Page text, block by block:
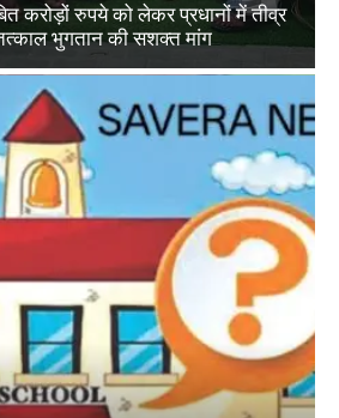
करोड़ों रुपये को लेकर प्रधानों में तीव्र
भुगतान की सशक्त मांग